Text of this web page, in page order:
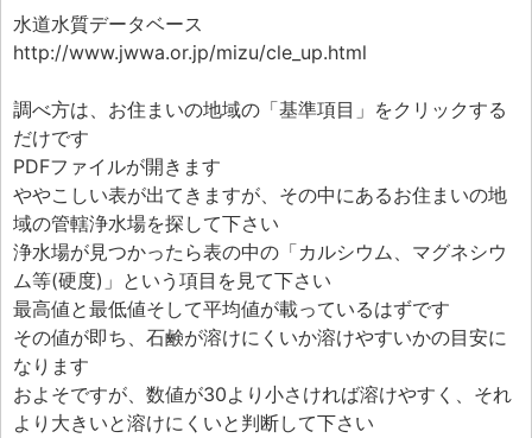
水道水質データベース
http://www.jwwa.or.jp/mizu/cle_up.html
調べ方は、お住まいの地域の「基準項目」をクリックする
だけです
PDFファイルが開きます
ややこしい表が出てきますが、その中にあるお住まいの地
域の管轄浄水場を探して下さい
浄水場が見つかったら表の中の「カルシウム、マグネシウ
ム等(硬度)」という項目を見て下さい
最高値と最低値そして平均値が載っているはずです
その値が即ち、石鹸が溶けにくいか溶けやすいかの目安に
なります
およそですが、数値が30より小さければ溶けやすく、それ
より大きいと溶けにくいと判断して下さい